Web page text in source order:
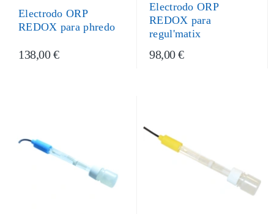
Electrodo ORP
REDOX para phredo
138,00 €
Electrodo ORP
REDOX para
regul'matix
98,00 €